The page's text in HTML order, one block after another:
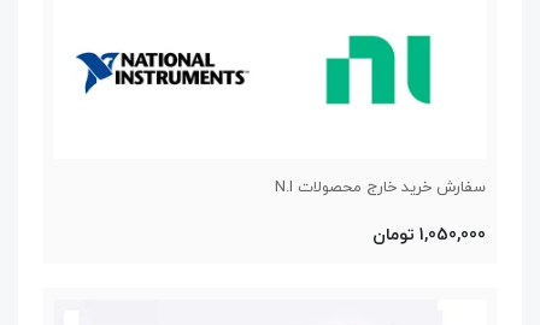
سفارش خرید خارج محصولات N.I
1,050,000 تومان